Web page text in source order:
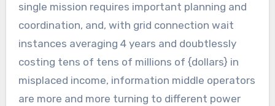
single mission requires important planning and
coordination, and, with grid connection wait
instances averaging 4 years and doubtlessly
costing tens of tens of millions of {dollars} in
misplaced income, information middle operators
are more and more turning to different power